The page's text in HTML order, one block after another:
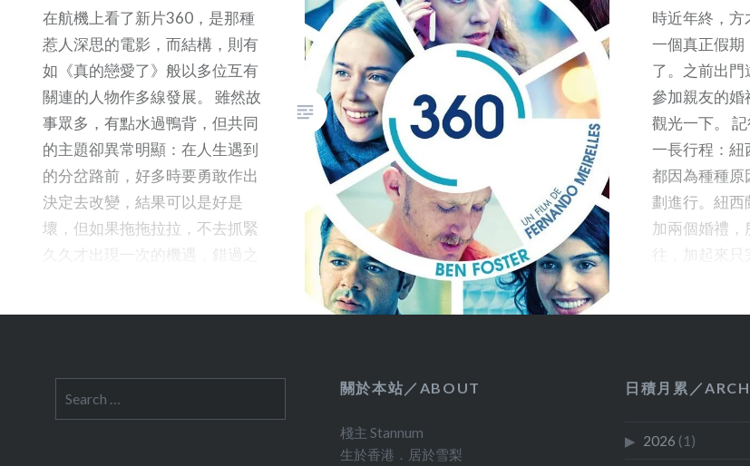
出門旅遊回家後的心情，每一次
都比出發之前差，不過，在旅途
中興奮過，也就好了。面對夢醒
後的失落，總比無夢的漫漫長夜
好吧。 圖片：威尼斯建築雙年
展．中國館．許東亮《光塔》．
Stannum 攝
在航機上看了新片360，是那種
惹人深思的電影，而結構，則有
如《真的戀愛了》般以多位互有
關連的人物作多線發展。 雖然故
事眾多，有點水過鴨背，但共同
的主題卻異常明顯：在人生遇到
的分岔路前，好多時要勇敢作出
決定去改變，結果可以是好是
壞，但如果拖拖拉拉，不去抓緊
久久才出現一次的機遇，錯過之
時近年終，
一個真正假期
了。之前出門
參加親友的婚
觀光一下。
一長行程：紐
都因為種種原
劃進行。紐西
加兩個婚禮，
往，加起來只
家和城市，參
為十多年一次
for:
關於本站／ABOUT
棧主 Stannum
生於香港．居於雪梨
日積月累／
2026 (1)